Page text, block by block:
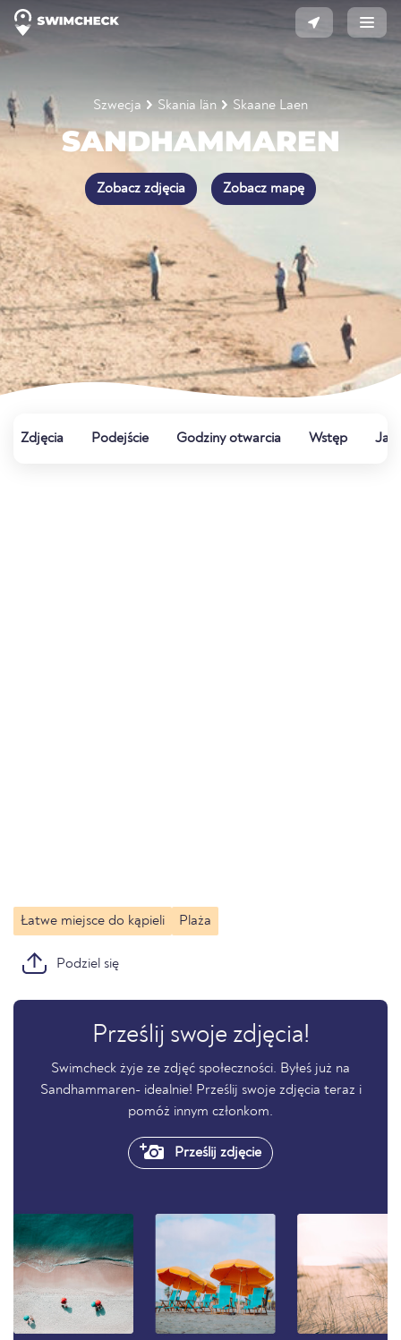
Szwecja Skania län Skaane Laen
SANDHAMMAREN
Zobacz zdjęcia Zobacz mapę
Zdjęcia Podejście Godziny otwarcia Wstęp
Łatwe miejsce do kąpieli Plaża
Podziel się
Prześlij swoje zdjęcia!
Swimcheck żyje ze zdjęć społeczności. Byłeś już na
Sandhammaren- idealnie! Prześlij swoje zdjęcia teraz i
pomóż innym członkom.
Prześlij zdjęcie